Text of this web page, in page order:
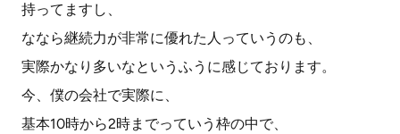
持ってますし、
ななら継続力が非常に優れた人っていうのも、
実際かなり多いなというふうに感じております。
今、僕の会社で実際に、
基本10時から2時までっていう枠の中で、